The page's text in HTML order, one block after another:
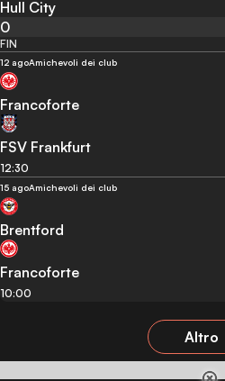
Hull City
0
FIN
12 agoAmichevoli dei club
Francoforte
FSV Frankfurt
12:30
15 agoAmichevoli dei club
Brentford
Francoforte
10:00
Altro